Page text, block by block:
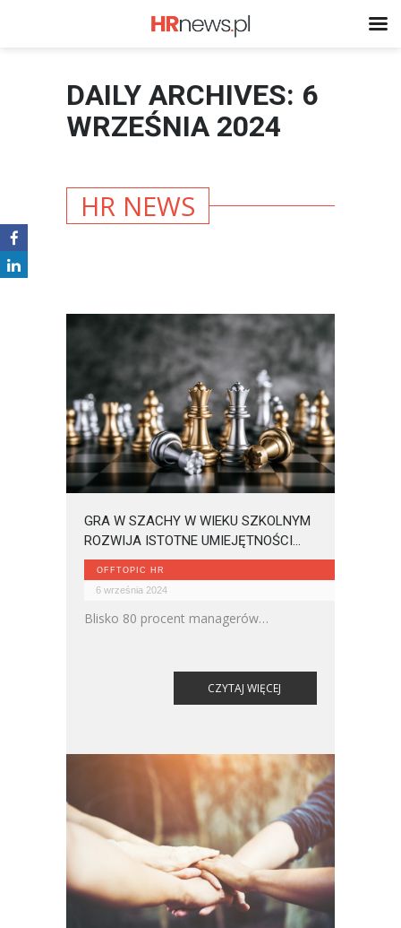
DAILY ARCHIVES: 6
WRZEŚNIA 2024
HR NEWS
GRA W SZACHY W WIEKU SZKOLNYM
ROZWIJA ISTOTNE UMIEJĘTNOŚCI
ZAWODOWE
OFFTOPIC HR
6 września 2024
Blisko 80 procent managerów
ich późniejszy sukces zawodowy.
CZYTAJ WIĘCEJ